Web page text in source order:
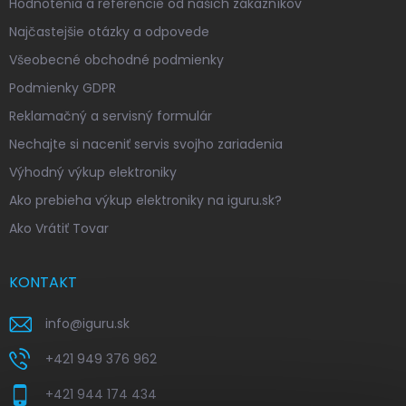
Hodnotenia a referencie od našich zákazníkov
Najčastejšie otázky a odpovede
Všeobecné obchodné podmienky
Podmienky GDPR
Reklamačný a servisný formulár
Nechajte si naceniť servis svojho zariadenia
Výhodný výkup elektroniky
Ako prebieha výkup elektroniky na iguru.sk?
Ako Vrátiť Tovar
KONTAKT
info@iguru.sk
+421 949 376 962
+421 944 174 434